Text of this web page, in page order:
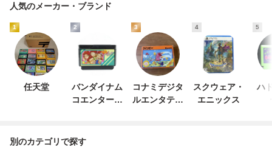
人気のメーカー・ブランド
1
任天堂
2
バンダイナム
コエンターテ
3
コナミデジタ
ルエンタテイ
4
スクウェア・
エニックス
5
ハ
別のカテゴリで探す